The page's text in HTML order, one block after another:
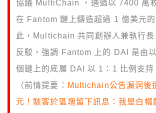
協議 MultiChain ，通過以 7400 萬
在 Fantom 鏈上鑄造超過 1 億美元
此，Multichain 共同創辦人兼執行
反駁，強調 Fantom 上的 DAI 是由
個鏈上的底層 DAI 以 1：1 比例支持
（前情提要： Multichain公告漏洞後
元！駭客於區塊留下訊息：我是白帽